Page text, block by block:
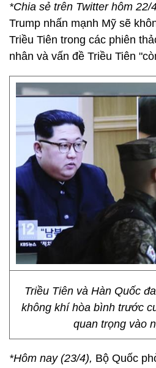
*Chia sẻ trên Twitter hôm 22/
Trump nhấn mạnh Mỹ sẽ
Triều Tiên trong các phiên
nhân và vấn đề Triều Tiên
Triều Tiên và Hàn Quốc
không khí hòa bình trước
quan trọng vào
*Hôm nay (23/4), Bộ Quốc